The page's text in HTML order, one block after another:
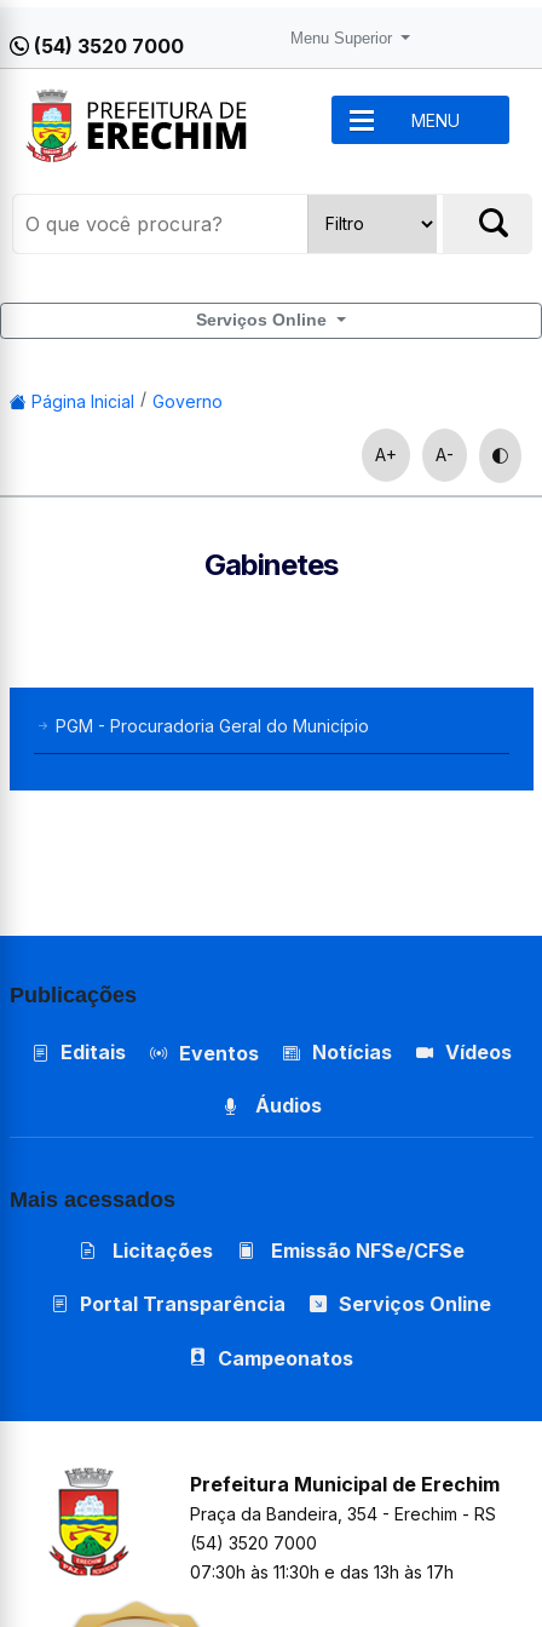
(54) 3520 7000 Menu Superior
MENU
Serviços Online
Página Inicial Governo
A+ A-
Gabinetes
PGM - Procuradoria Geral do Município
Publicações
Editais Eventos Notícias Vídeos
Áudios
Mais acessados
Licitações Emissão NFSe/CFSe
Portal Transparência Serviços Online
Campeonatos
Prefeitura Municipal de Erechim
Praça da Bandeira, 354 - Erechim - RS
(54) 3520 7000
07:30h às 11:30h e das 13h às 17h